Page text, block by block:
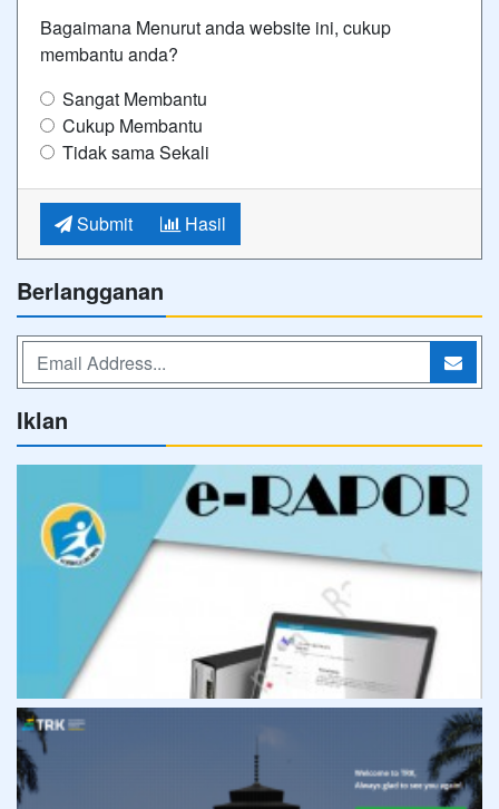
Bagaimana Menurut anda website ini, cukup
membantu anda?
Sangat Membantu
Cukup Membantu
Tidak sama Sekali
Submit Hasil
Berlangganan
Iklan